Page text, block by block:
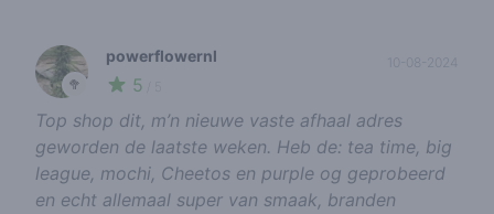
🥦
powerflowernl
5
Top shop dit, m’n nieuwe vaste afhaal adres
geworden de laatste weken. Heb de: tea time, big
league, mochi, Cheetos en purple og geprobeerd
en echt allemaal super van smaak, branden